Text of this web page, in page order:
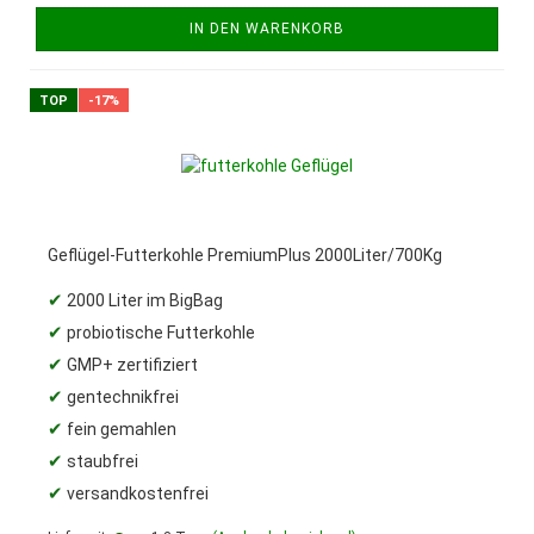
IN DEN WARENKORB
TOP -17%
Geflügel-Futterkohle PremiumPlus 2000Liter/700Kg
✔ 2000 Liter im BigBag
✔ probiotische Futterkohle
✔ GMP+ zertifiziert
✔ gentechnikfrei
✔ fein gemahlen
✔ staubfrei
✔ versandkostenfrei